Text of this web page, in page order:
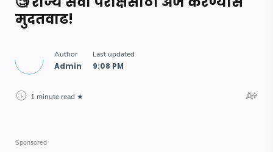
मुदतवाढ!
1 minute read